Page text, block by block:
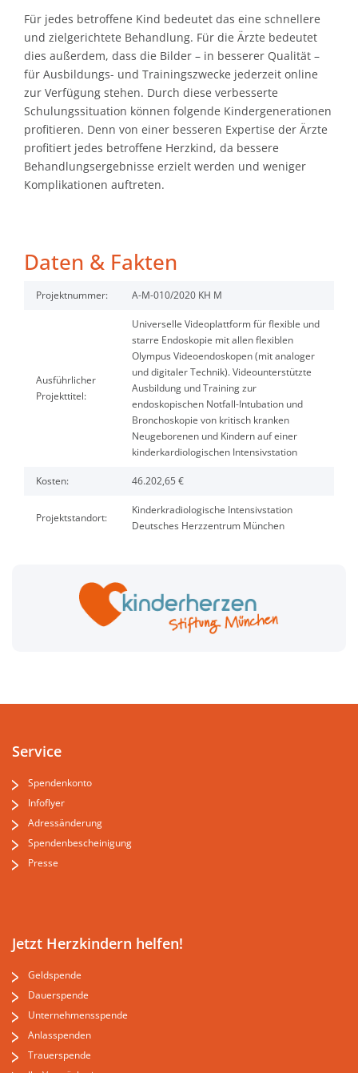
Für jedes betroffene Kind bedeutet das eine schnellere
und zielgerichtete Behandlung. Für die Ärzte bedeutet
dies außerdem, dass die Bilder – in besserer Qualität –
für Ausbil­dungs- und Trainingszwecke jederzeit online
zur Verfügung stehen. Durch diese verbesserte
Schulungssituation können folgende Kindergenerationen
profitieren. Denn von einer besseren Expertise der Ärzte
profitiert jedes betroffene Herzkind, da bessere
Behandlungsergebnisse erzielt werden und weniger
Komplikationen auftreten.
Daten & Fakten
Projektnummer: A-M-010/2020 KH M
Ausführlicher
Projekttitel:
Universelle Videoplattform für flexible und
starre Endoskopie mit allen flexiblen
Olympus Videoendoskopen (mit analoger
und digitaler Technik). Videounterstützte
Ausbildung und Training zur
endoskopischen Notfall-Intubation und
Bronchoskopie von kritisch kranken
Neugeborenen und Kindern auf einer
kinderkardiologischen Intensivstation
Kosten: 46.202,65 €
Projektstandort:
Kinderkradiologische Intensivstation
Deutsches Herzzentrum München
Service
Spendenkonto
Infoflyer
Adressänderung
Spendenbescheinigung
Presse
Jetzt Herzkindern helfen!
Geldspende
Dauerspende
Unternehmensspende
Anlasspenden
Trauerspende